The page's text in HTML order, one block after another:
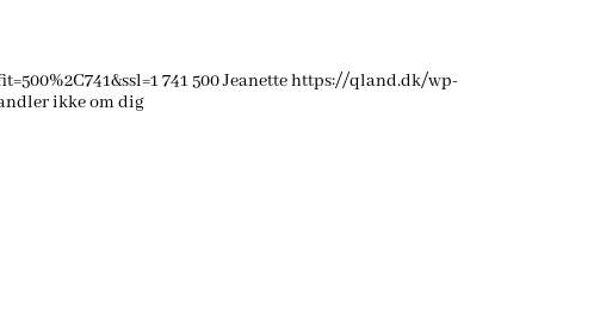
741 500Jeanettehttps://qland.dk/wp-
ikke om dig